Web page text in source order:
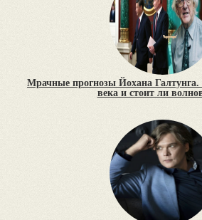
Мрачные прогнозы Йохана Галтунга.
века и стоит ли